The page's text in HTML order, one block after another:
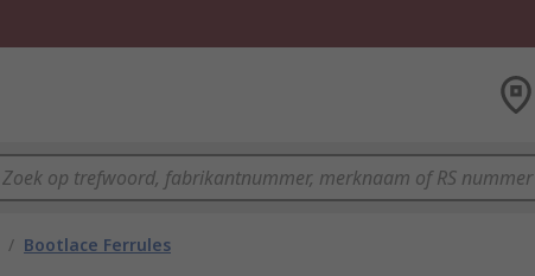
/ Bootlace Ferrules